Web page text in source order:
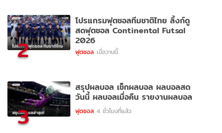
2
โปรแกรมฟุตซอลทีมชาติไทย ลิ้งก์ดู
สดฟุตซอล Continental Futsal
2026
ฟุตซอล เมื่อวานนี้
3
สรุปผลบอล เช็กผลบอล ผลบอลสด
วันนี้ ผลบอลเมื่อคืน รายงานผลบอล
ฟุตซอล 4 ชั่วโมงที่แล้ว